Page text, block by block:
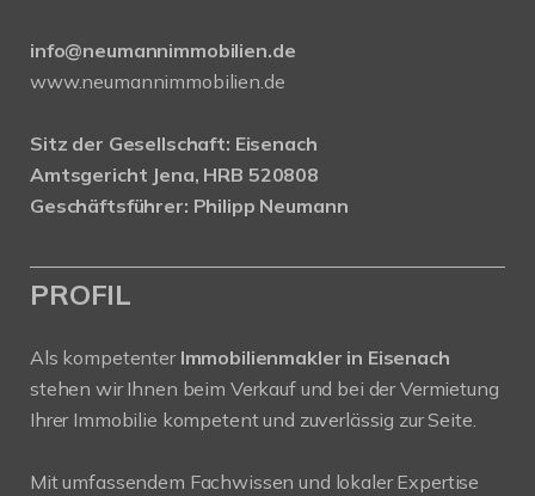
info@neumannimmobilien.de
www.neumannimmobilien.de
Sitz der Gesellschaft: Eisenach
Amtsgericht Jena, HRB 520808
Geschäftsführer: Philipp Neumann
PROFIL
Als kompetenter Immobilienmakler in Eisenach
stehen wir Ihnen beim Verkauf und bei der Vermietung
Ihrer Immobilie kompetent und zuverlässig zur Seite.
Mit umfassendem Fachwissen und lokaler Expertise